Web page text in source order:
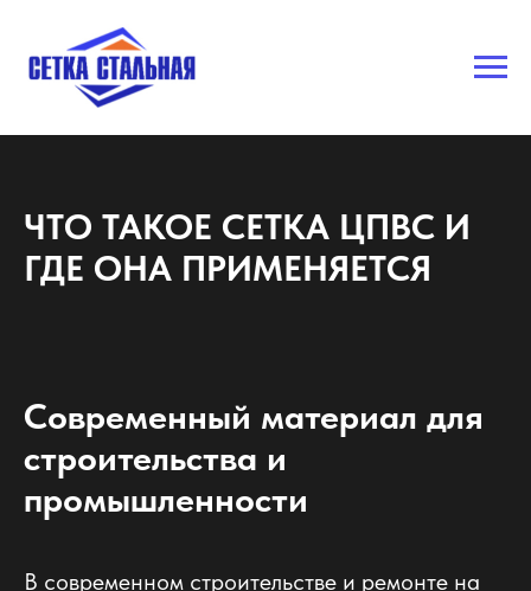
ЧТО ТАКОЕ СЕТКА ЦПВС И
ГДЕ ОНА ПРИМЕНЯЕТСЯ
Современный материал для
строительства и
промышленности
В современном строительстве и ремонте на